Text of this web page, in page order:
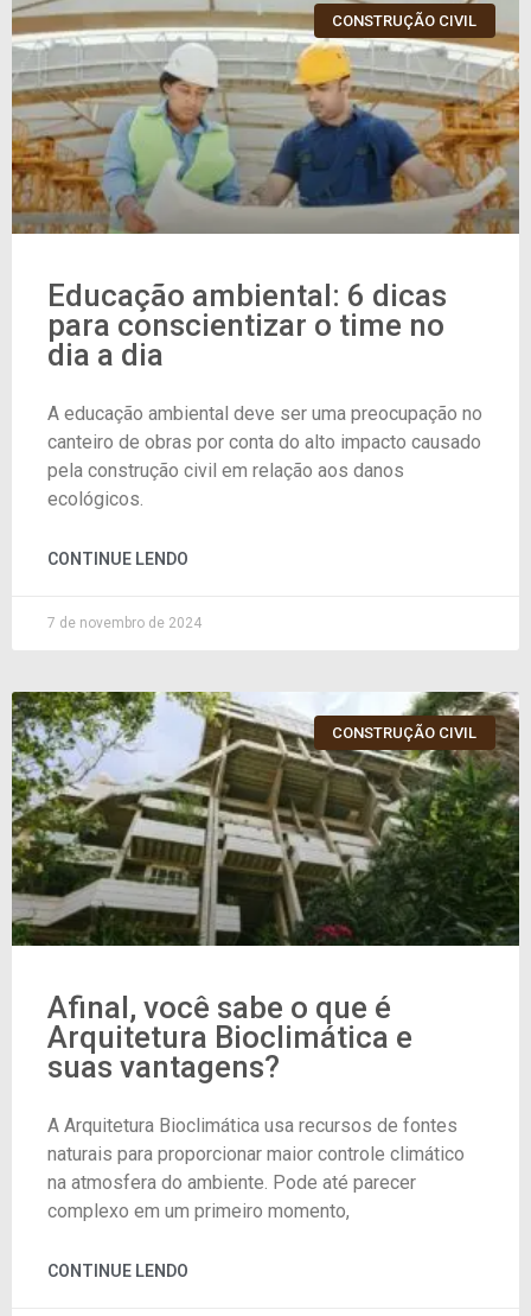
CONSTRUÇÃO CIVIL
Educação ambiental: 6 dicas
para conscientizar o time no
dia a dia
A educação ambiental deve ser uma preocupação no
canteiro de obras por conta do alto impacto causado
pela construção civil em relação aos danos
ecológicos.
CONTINUE LENDO
7 de novembro de 2024
CONSTRUÇÃO CIVIL
Afinal, você sabe o que é
Arquitetura Bioclimática e
suas vantagens?
A Arquitetura Bioclimática usa recursos de fontes
naturais para proporcionar maior controle climático
na atmosfera do ambiente. Pode até parecer
complexo em um primeiro momento,
CONTINUE LENDO